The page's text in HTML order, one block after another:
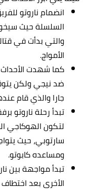
انضمام ناروتو
السلسلة حيث
والتي بدأت في
الأمواج.
كما شهدت الأحداث
ضد نيجي ولكن
جارا والذي قام
تبدأ رحلة ناروتو
لتكون الهوكاجي
سارتوبي، حيث
ومساعده كابوتو.
تبدأ مواجهة بين
الأخرى بعد